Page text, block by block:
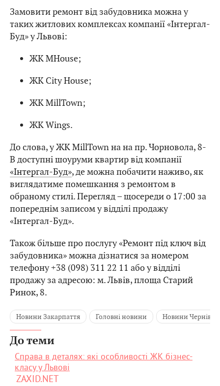
Замовити ремонт від забудовника можна у
таких житлових комплексах компанії «Інтергал-
Буд» у Львові:
ЖК MHouse;
ЖК City House;
ЖК MillTown;
ЖК Wings.
До слова, у ЖК MillTown на на пр. Чорновола, 8-
В доступні шоуруми квартир від компанії
«Інтергал-Буд», де можна побачити наживо, як
виглядатиме помешкання з ремонтом в
обраному стилі. Перегляд – щосереди о 17:00 за
попереднім записом у відділі продажу
«Інтергал-Буд».
Також більше про послугу «Ремонт під ключ від
забудовника» можна дізнатися за номером
телефону +38 (098) 311 22 11 або у відділі
продажу за адресою: м. Львів, площа Старий
Ринок, 8.
Новини Закарпаття Головні новини Новини
До теми
Справа в деталях: які особливості ЖК бізнес-
класу у Львові
ZAXID.NET